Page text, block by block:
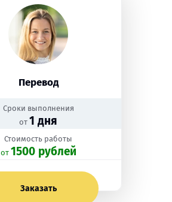
Перевод
Сроки выполнения
от 1 дня
Стоимость работы
oт 1500 рублей
Заказать